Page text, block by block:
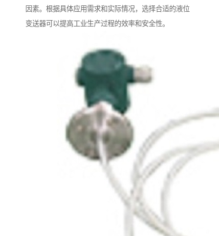
因素。根据具体应用需求和实际情况，选择合适的液位
变送器可以提高工业生产过程的效率和安全性。